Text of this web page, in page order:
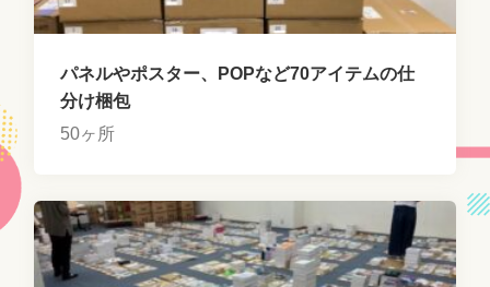
パネルやポスター、POPなど70アイテムの仕
分け梱包
50ヶ所